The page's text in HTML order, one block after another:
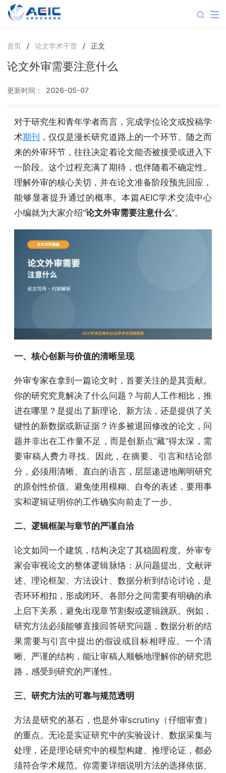
首页 / 论文学术干货 / 正文
论文外审需要注意什么
更新时间： 2026-05-07
对于研究生和青年学者而言，完成学位论文或投稿学
术期刊 ，仅仅是漫长研究道路上的一个环节。随之而
来的外审环节，往往决定着论文能否被接受或进入下
一阶段。这个过程充满了期待，也伴随着不确定性。
理解外审的核心关切，并在论文准备阶段预先回应，
能够显著提升通过的概率。本篇AEIC学术交流中心
小编就为大家介绍“论文外审需要注意什么”。
一、核心创新与价值的清晰呈现
外审专家在拿到一篇论文时，首要关注的是其贡献。
你的研究究竟解决了什么问题？与前人工作相比，推
进在哪里？是提出了新理论、新方法，还是提供了关
键性的新数据或新证据？许多被退回修改的论文，问
题并非出在工作量不足，而是创新点“藏”得太深，需
要审稿人费力寻找。因此，在摘要、引言和结论部
分，必须用清晰、直白的语言，层层递进地阐明研究
的原创性价值。避免使用模糊、自夸的表述，要用事
实和逻辑证明你的工作确实向前走了一步。
二、逻辑框架与章节的严谨自洽
论文如同一个建筑，结构决定了其稳固程度。外审专
家会审视论文的整体逻辑脉络：从问题提出、文献评
述、理论框架、方法设计、数据分析到结论讨论，是
否环环相扣，形成闭环。各部分之间需要有明确的承
上启下关系，避免出现章节割裂或逻辑跳跃。例如，
研究方法必须能够直接回答研究问题，数据分析的结
果需要与引言中提出的假设或目标相呼应。一个清
晰、严谨的结构，能让审稿人顺畅地理解你的研究思
路，感受到研究的严谨性。
三、研究方法的可靠与规范透明
方法是研究的基石，也是外审scrutiny（仔细审查）
的重点。无论是实证研究中的实验设计、数据采集与
处理，还是理论研究中的模型构建、推理论证，都必
须符合学术规范。你需要详细说明方法的选择依据、